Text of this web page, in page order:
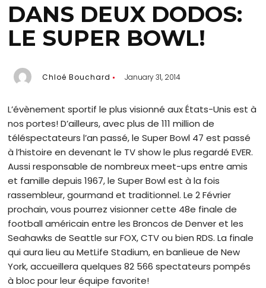
DANS DEUX DODOS:
LE SUPER BOWL!
Chloé Bouchard January 31, 2014
L’évènement sportif le plus visionné aux États-Unis est à
nos portes! D’ailleurs, avec plus de 111 million de
téléspectateurs l’an passé, le Super Bowl 47 est passé
à l’histoire en devenant le TV show le plus regardé EVER.
Aussi responsable de nombreux meet-ups entre amis
et famille depuis 1967, le Super Bowl est à la fois
rassembleur, gourmand et traditionnel. Le 2 Février
prochain, vous pourrez visionner cette 48e finale de
football américain entre les Broncos de Denver et les
Seahawks de Seattle sur FOX, CTV ou bien RDS. La finale
qui aura lieu au MetLife Stadium, en banlieue de New
York, accueillera quelques 82 566 spectateurs pompés
à bloc pour leur équipe favorite!